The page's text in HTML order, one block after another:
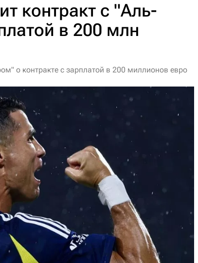
контракт с "Аль-
в 200 млн
о контракте с зарплатой в 200 миллионов евро